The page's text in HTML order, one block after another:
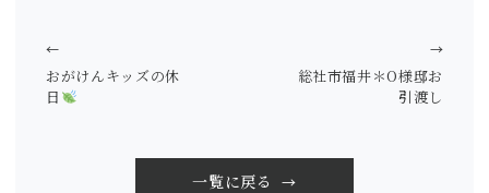
おがけんキッズの休
日
←
一覧に戻る
総社市福井＊O様邸お
引渡し
→